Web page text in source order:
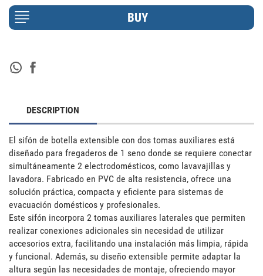
DESCRIPTION
El sifón de botella extensible con dos tomas auxiliares está
diseñado para fregaderos de 1 seno donde se requiere conectar
simultáneamente 2 electrodomésticos, como lavavajillas y
lavadora. Fabricado en PVC de alta resistencia, ofrece una
solución práctica, compacta y eficiente para sistemas de
evacuación domésticos y profesionales.
Este sifón incorpora 2 tomas auxiliares laterales que permiten
realizar conexiones adicionales sin necesidad de utilizar
accesorios extra, facilitando una instalación más limpia, rápida
y funcional. Además, su diseño extensible permite adaptar la
altura según las necesidades de montaje, ofreciendo mayor